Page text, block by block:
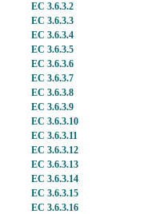
EC 3.6.3.2
EC 3.6.3.3
EC 3.6.3.4
EC 3.6.3.5
EC 3.6.3.6
EC 3.6.3.7
EC 3.6.3.8
EC 3.6.3.9
EC 3.6.3.10
EC 3.6.3.11
EC 3.6.3.12
EC 3.6.3.13
EC 3.6.3.14
EC 3.6.3.15
EC 3.6.3.16